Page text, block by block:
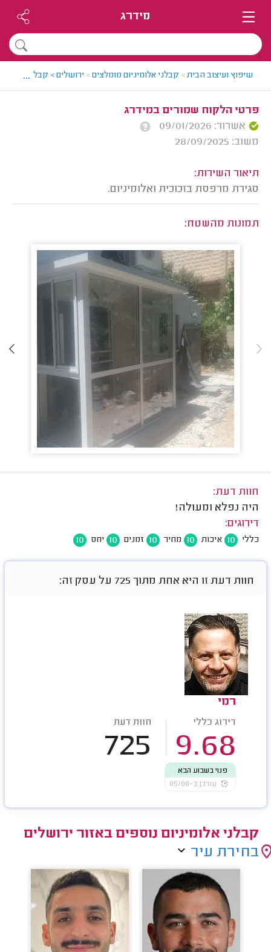
מידרג
שיפוץ ועיצוב הבית> קבלני אלומיניום מומלצים> ירושלים > קבלן ...
פרטי הלקוח שמורים במידרג
אשרור: 09/01/2026
משוב: 28/09/2025
תיאור השירות:
סגירת מרפסת בזכוכית ואלומיניום.
תמונות מהשטח:
חוות דעת:
היה נפלא ומעולה!
דירוגים:
כללי 10 איכות 10 מחיר 10 זמנים 10 יחס 10
חוות דעת זו היא אחת מתוך 725 על עסק זה:
רמי
דירוג כללי
9.68
חוות דעת
725
פנוי בשבוע הבא
עודכן ב-05/08
קבלני אלומיניום נוספים באזור ירושלים
בחירת עיר